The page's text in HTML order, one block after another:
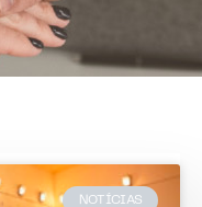
NOTÍCIAS